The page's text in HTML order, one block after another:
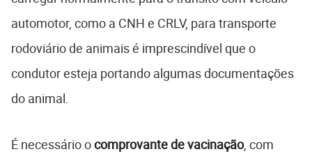
automotor, como a CNH e CRLV, para transporte
rodoviário de animais é imprescindível que o
condutor esteja portando algumas documentações
do animal.
É necessário ocomprovante de vacinação, com